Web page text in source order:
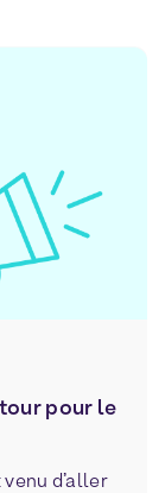
pour le
d’aller